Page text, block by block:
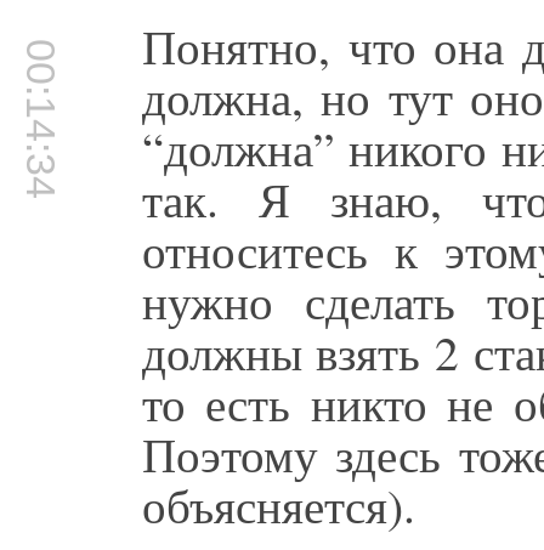
00:14:34 Понятно, что она
должна, но тут
“должна” никого
так. Я знаю,
относитесь к
нужно сделать
должны взять 2
то есть никто не
Поэтому здесь
объясняется).